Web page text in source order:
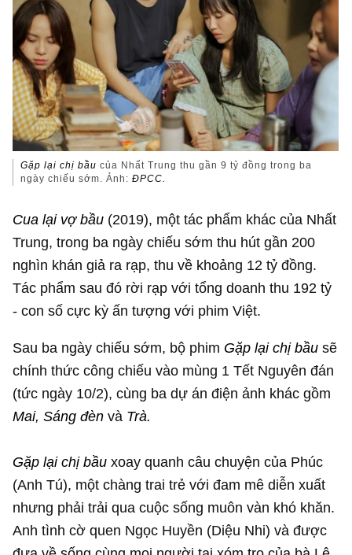
Gặp lại chị bầu của Nhất Trung thu gần9 tỷ đồng trong ba
ngày chiếu sớm. Ảnh:ĐPCC.
Cua lại vợ bầu (2019), một tác phẩm khác của Nhất
Trung, trong ba ngày chiếu sớm thu hút gần 200
nghìn khán giả ra rạp, thu về khoảng 12 tỷ đồng.
Tác phẩm sau đó rời rạp với tổng doanh thu 192 tỷ
- con số cực kỳ ấn tượng với phim Việt.
Sau ba ngày chiếu sớm, bộ phim Gặp lại chị bầu sẽ
chính thức công chiếu vào mùng 1 Tết Nguyên đán
(tức ngày 10/2), cùng ba dự án điện ảnh khác gồm
Mai, Sáng đèn và Trà.
Gặp lại chị bầuxoay quanh câu chuyện của Phúc
(Anh Tú), một chàng trai trẻ với đam mê diễn xuất
nhưng phải trải qua cuộc sống muôn vàn khó khăn.
Anh tình cờ quen Ngọc Huyền (Diệu Nhi) và được